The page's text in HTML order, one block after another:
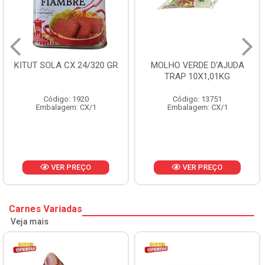
MOLHO VERDE D'AJUDA
Código: 13751
Embalagem: CX/1
VER PREÇO
FRUTAS CRISTALIZADAS
CX 10KG
Código: 1785
Embalagem: KG/10
VER PREÇO
Carnes Variadas
Veja mais